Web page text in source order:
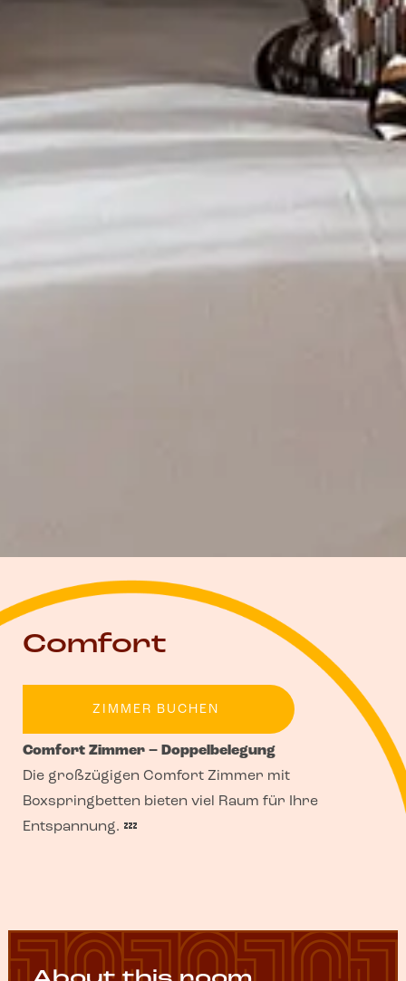
Comfort
ZIMMER BUCHEN
Comfort Zimmer – Doppelbelegung
Die großzügigen Comfort Zimmer mit
Boxspringbetten bieten viel Raum für Ihre
Entspannung. 💤